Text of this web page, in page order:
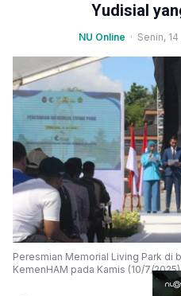
Yudisial
NU Online · Senin,
Peresmian Memorial Living Park di
KemenHAM pada Kamis (10/7/